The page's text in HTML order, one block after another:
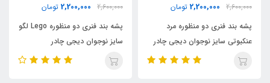
کیف حمل مخصوص
2,600,000
2,200,000 تومان
پشه بند فنری دو منظوره مرد
عنکبوتی سایز نوجوان دیجی چادر
2,600,000
2,200,000 تومان
پشه بند فنری دو منظوره Lego لگو
سایز نوجوان دیجی چادر